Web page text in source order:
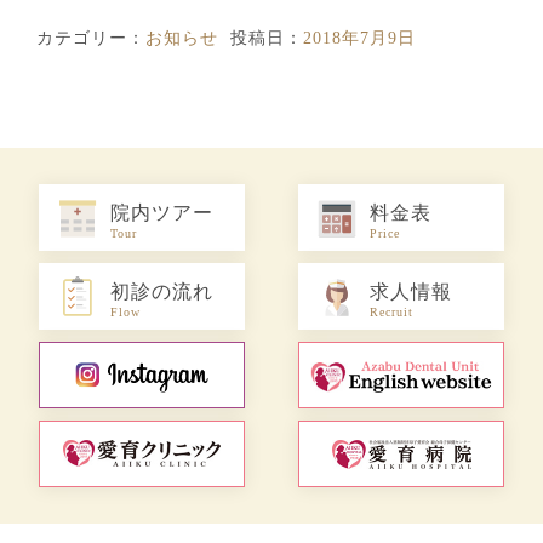
カテゴリー： お知らせ 投稿日： 2018年7月9日
院内ツアー
Tour
料金表
Price
初診の流れ
Flow
求人情報
Recruit